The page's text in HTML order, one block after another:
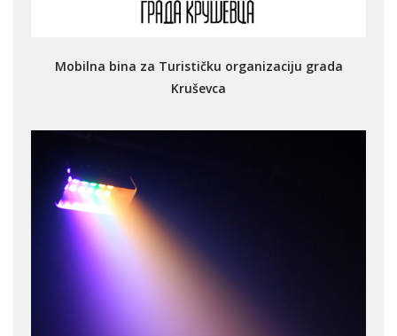
Mobilna bina za Turističku organizaciju grada
Kruševca